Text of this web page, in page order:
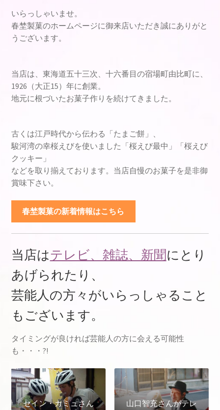
マイアカウント
マスコミ紹介
世界一を名のることに関して
支払い
新着情報
最近のマイナス水素イオンの動き
水素パワーについてご紹介いたします
いらっしゃいませ。
春埜製菓のホームページに御来店いただき誠にありがと
うございます。
当店は、東海道五十三次、十六番目の宿場町由比町に、
1926（大正15）年に創業。
地元に根づいたお菓子作りを続けてきました。
古くは江戸時代から伝わる「たまご餅」、
駿河湾の幸桜えびを使いました「桜えび最中」「桜えび
クッキー」
などを取り揃えております。当店自慢のお菓子を是非御
賞味下さい。
春埜製菓の新着情報はこちら
当店はテレビ、雑誌、新聞にとり
あげられたり、
芸能人の方々がいらっしゃること
もございます。
タイミングが良ければ芸能人の方に会える可能性
も・・・?!
セイン・カミュさん
山口智充さんがテレ